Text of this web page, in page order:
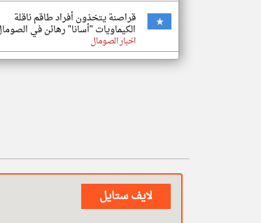
قراصنة يتخذون أفراد طاقم ناقلة
الكيماويات "أسانا" رهائن في
اخبار الصومال
لايف ستايل